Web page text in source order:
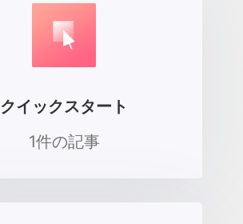
クイックスタート
1件の記事